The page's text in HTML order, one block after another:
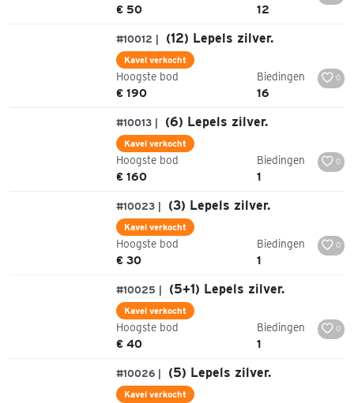
€ 50 12
#10012 | (12) Lepels zilver.
Kavel verkocht
Hoogste bod
€ 190
Biedingen
16
0
#10013 | (6) Lepels zilver.
Kavel verkocht
Hoogste bod
€ 160
Biedingen
1
0
#10023 | (3) Lepels zilver.
Kavel verkocht
Hoogste bod
€ 30
Biedingen
1
0
#10025 | (5+1) Lepels zilver.
Kavel verkocht
Hoogste bod
€ 40
Biedingen
1
0
#10026 | (5) Lepels zilver.
Kavel verkocht